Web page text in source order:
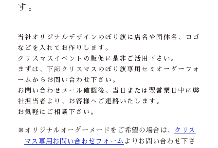
す。
当社オリジナルデザインのぼり旗に店名や団体名、ロゴ
などを入れてお作りします。
クリスマスイベントの販促に是非ご活用下さい。
まずは、下記クリスマスのぼり旗専用セミオーダーフォ
ームからお問い合わせ下さい。
お問い合わせメール確認後、当日または翌営業日中に弊
社担当者より、お客様へご連絡いたします。
お気軽にご相談下さい。
※オリジナルオーダーメードをご希望の場合は、
クリス
マス専用お問い合わせフォーム よりお問い合わせ下さ